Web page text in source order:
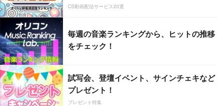
CS動画配信サービス20選
毎週の音楽ランキングから、ヒットの推移
をチェック！
試写会、登壇イベント、サインチェキなど
プレゼント！
プレゼント特集